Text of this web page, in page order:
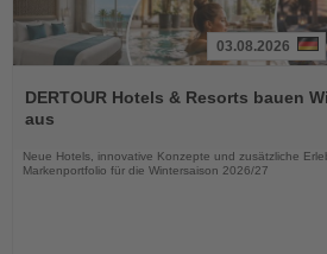
Sie
die
03.08.2026
DERTOUR Hotels & Resorts bauen
aus
Neue Hotels, innovative Konzepte und zusätzliche
Markenportfolio für die Wintersaison 2026/27